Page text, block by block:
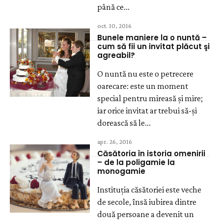
până ce...
oct. 10, 2016
Bunele maniere la o nuntă –
cum să fii un invitat plăcut şi
agreabil?
O nuntă nu este o petrecere
oarecare: este un moment
special pentru mireasă şi mire;
iar orice invitat ar trebui să-şi
dorească să le...
apr. 26, 2016
Căsătoria în istoria omenirii
– de la poligamie la
monogamie
Instituția căsătoriei este veche
de secole, însă iubirea dintre
două persoane a devenit un